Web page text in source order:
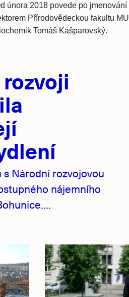
února 2018 povede po jmenování
Přírodovědeckou fakultu MU
Tomáš Kašparovský.
Národní rozvojovou
nájemního